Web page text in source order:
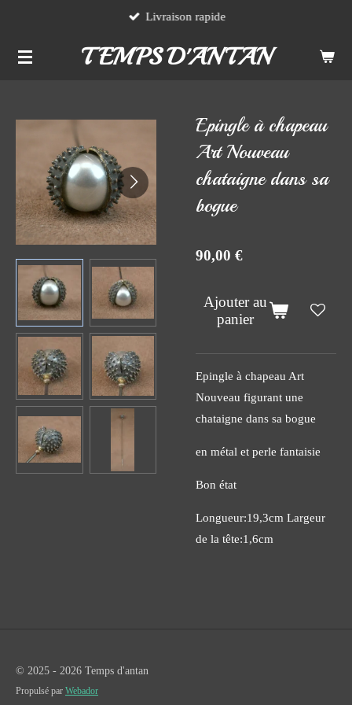
contenu
TEMPS D'ANTAN
Livraison rapide
Epingle à chapeau
Art Nouveau
chataigne dans sa
bogue
90,00 €
Ajouter au
panier
Epingle à chapeau Art
Nouveau figurant une
chataigne dans sa bogue
en métal et perle fantaisie
Bon état
Longueur:19,3cm Largeur
de la tête:1,6cm
© 2025 - 2026 Temps d'antan
Propulsé par Webador